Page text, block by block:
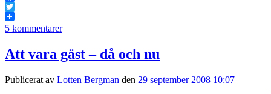
Facebook
Twitter
5 kommentarer
Att vara gäst – då och nu
Publicerat av Lotten Bergman den 29 september 2008 10:07